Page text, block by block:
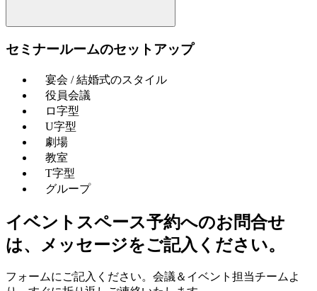
セミナールームのセットアップ
宴会 / 結婚式のスタイル
役員会議
ロ字型
U字型
劇場
教室
T字型
グループ
イベントスペース予約へのお問合せ
は、メッセージをご記入ください。
フォームにご記入ください。会議＆イベント担当チームよ